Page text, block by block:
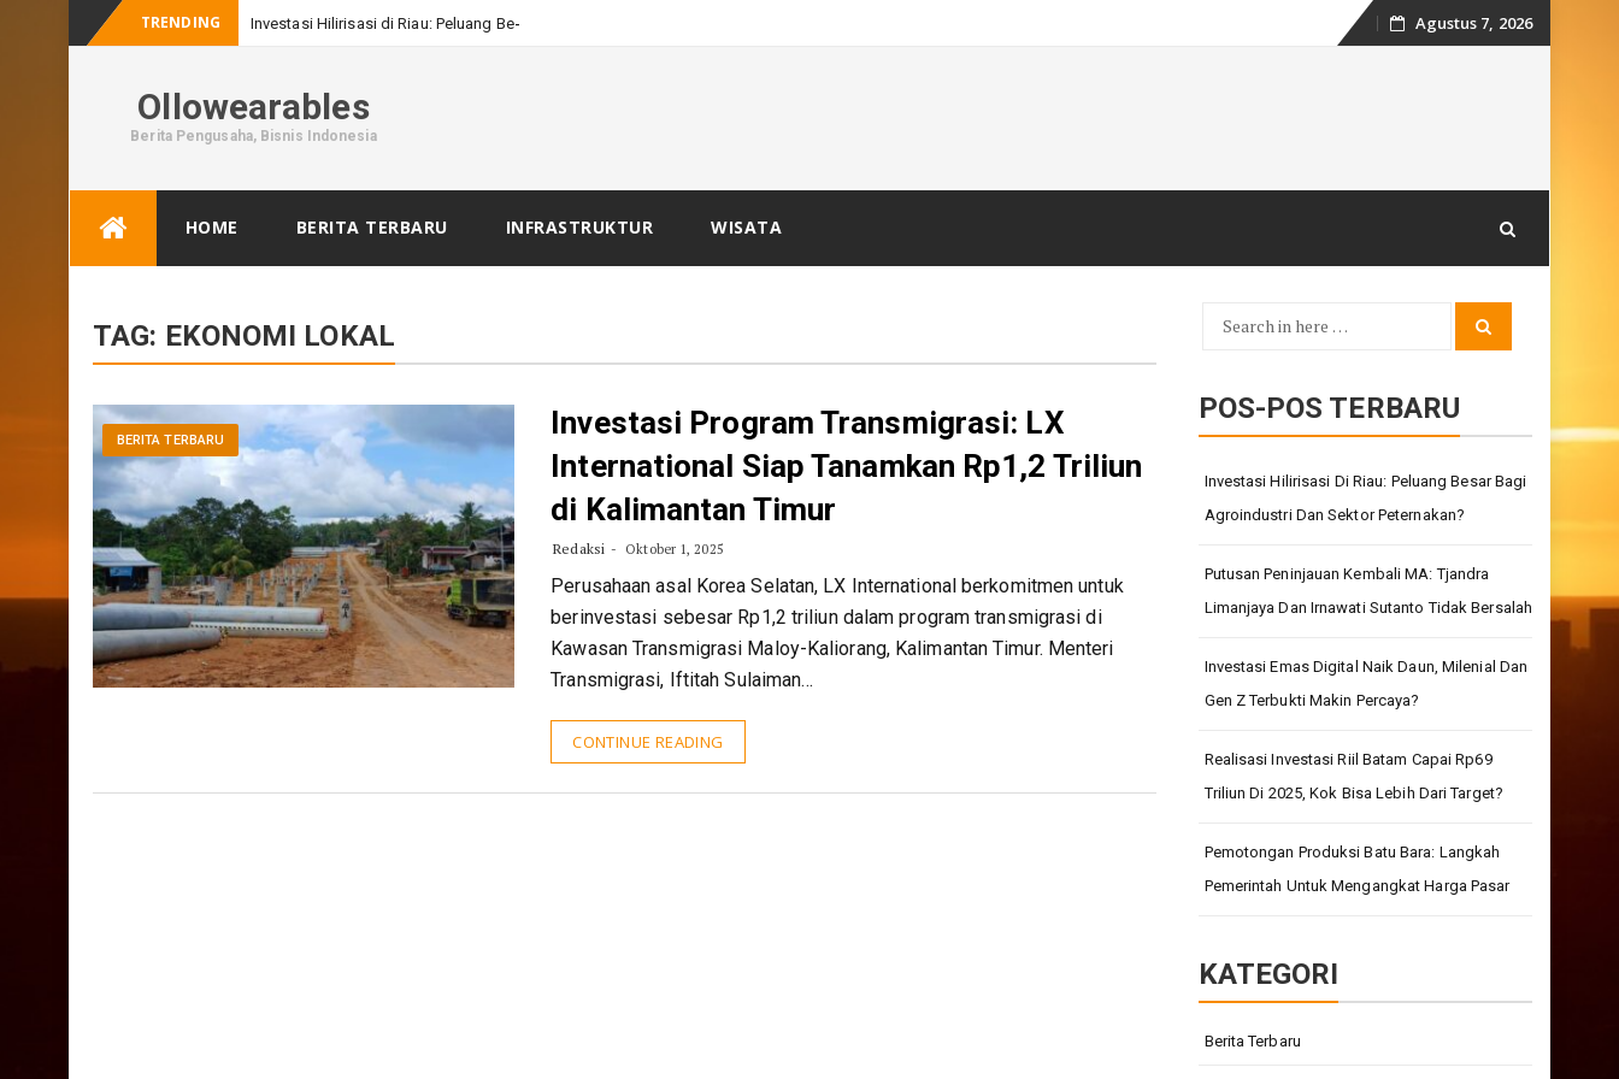
TRENDING Investasi Hilirisasi di Riau: Peluang Besar B
Skip
Agustus 7, 2026
Ollowearables
Berita Pengusaha, Bisnis Indonesia
HOME BERITA TERBARU INFRASTRUKTUR WISATA
TAG: EKONOMI LOKAL
BERITA TERBARU
Investasi Program Transmigrasi: LX
International Siap Tanamkan Rp1,2 Triliun
di Kalimantan Timur
Redaksi Oktober 1, 2025
Perusahaan asal Korea Selatan, LX International berkomitmen untuk
berinvestasi sebesar Rp1,2 triliun dalam program transmigrasi di
Kawasan Transmigrasi Maloy-Kaliorang, Kalimantan Timur. Menteri
Transmigrasi, Iftitah Sulaiman…
CONTINUE READING
Search
POS-POS TERBARU
Investasi Hilirisasi Di Riau: Peluang Besar Bagi
Agroindustri Dan Sektor Peternakan?
Putusan Peninjauan Kembali MA: Tjandra
Limanjaya Dan Irnawati Sutanto Tidak Bersalah
Investasi Emas Digital Naik Daun, Milenial Dan
Gen Z Terbukti Makin Percaya?
Realisasi Investasi Riil Batam Capai Rp69
Triliun Di 2025, Kok Bisa Lebih Dari Target?
Pemotongan Produksi Batu Bara: Langkah
Pemerintah Untuk Mengangkat Harga Pasar
KATEGORI
Berita Terbaru